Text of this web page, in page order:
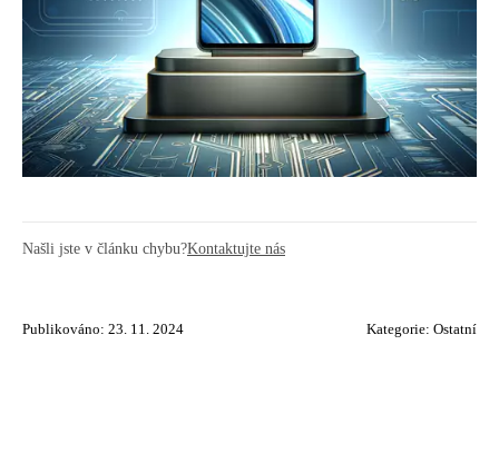
Našli jste v článku chybu?Kontaktujte nás
Publikováno: 23. 11. 2024 Kategorie: Ostatní